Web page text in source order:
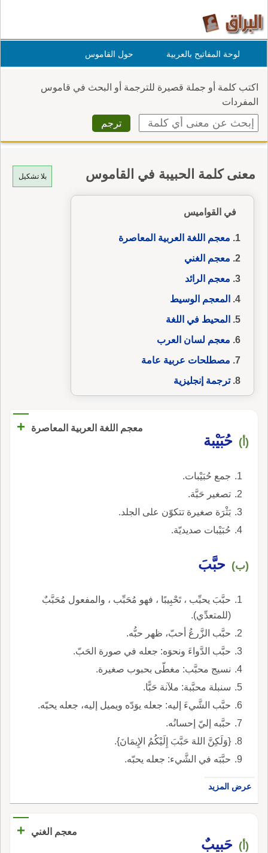
لوحة المفاتيح بالعربية حول القاموس
اكتب كلمة أو جملة قصيرة للترجمة أو البحث في قاموس
المفردات
بلا تشكيل معنى كلمة الحبيبة في القاموس
في القواميس
معجم اللغة العربية المعاصرة
معجم الغني
معجم الرائد
المعجم الوسيط
المحيط في اللغة
معجم لسان العرب
مصطلحات عربية عامة
ترجمة إنجليزية
معجم اللغة العربية المعاصرة +
(أ) حُبَيْبة
جمع حُبَيْبات.
تصغير حَبَّة.
بَثْرَة صغيرة تتكوّن على الجلد.
حُبَيْبات صديديّة.
(ب) حبَّبَ
حبَّبَ يحبِّب ، تَحْبِيبًا ، فهو مُحَبِّب ، والمفعول مُحَبَّبٌ
(للمتعدِّي).
حبَّب الزَّرعُ أحبّ، ظهر حبُّه.
حبَّب الدَّواءَ ونحوَه: جعله في صورة الحَبّ.
نسيج محبَّب: مغطّى بحبوب صغيرة.
سنبلة محبَّبة: ملآنة حَبًّا.
حبَّب الشَّيءَ إليه: جعله يوَدّه ويميل إليه، جعله يحبّه.
حبَّبه إليّ إحسانُه.
{وَلَكِنَّ اللهَ حَبَّبَ إِلَيْكُمُ الإِيمَانَ}.
حبَّبَه في الشَّيء: جعله يحبّه.
عرض المزيد
معجم الغني +
(أ) حَبيبٌ